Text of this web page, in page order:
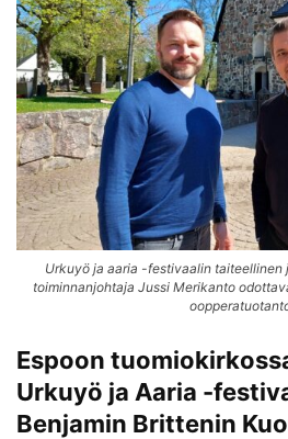
Urkuyö ja aaria -festivaalin taiteellinen
toiminnanjohtaja Jussi Merikanto
Espoon
Urkuyö ja Aaria -
Benjamin Brittenin